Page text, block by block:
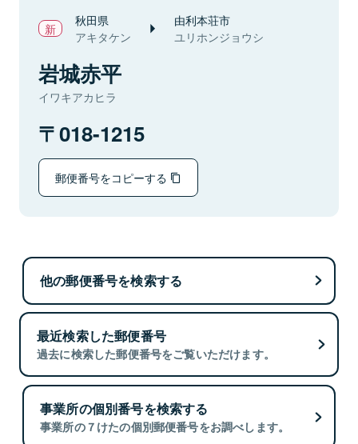
秋田県
アキタケン
由利本荘市
ユリホンジョウシ
岩城赤平
イワキアカヒラ
018-1215
郵便番号をコピーする
他の郵便番号を検索する
最近検索した郵便番号
過去に検索した郵便番号をご覧いただけます。
事業所の個別番号を検索する
事業所の７けたの個別郵便番号をお調べします。